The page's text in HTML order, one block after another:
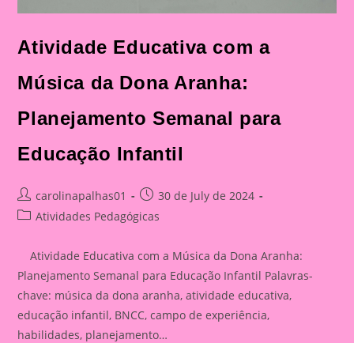
Atividade Educativa com a
Música da Dona Aranha:
Planejamento Semanal para
Educação Infantil
Post
author:
carolinapalhas01
Post
published:
30 de July de 2024
PostAtividades Pedagógicas
Atividade Educativa com a Música da Dona Aranha:
Planejamento Semanal para Educação Infantil Palavras-
chave: música da dona aranha, atividade educativa,
educação infantil, BNCC, campo de experiência,
habilidades, planejamento…